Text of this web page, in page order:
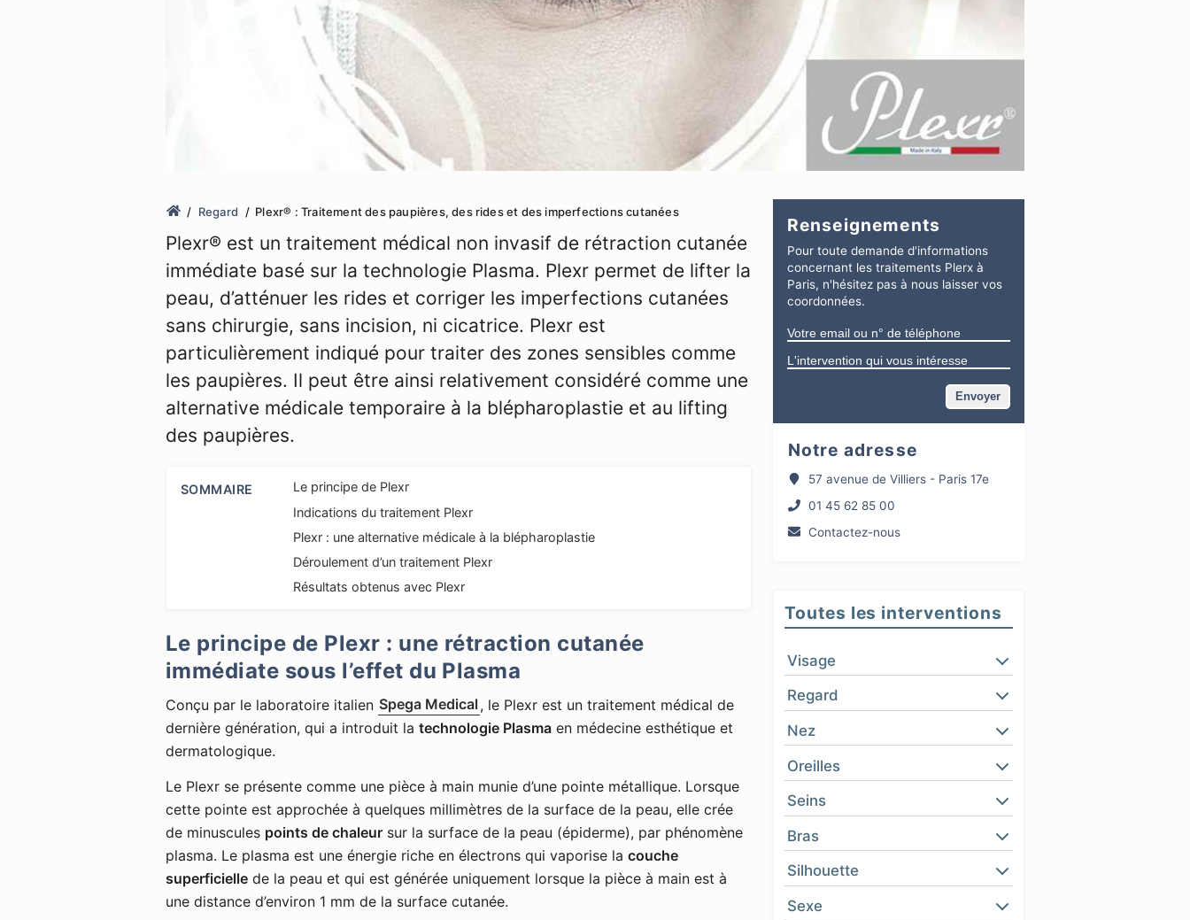
Regard Plexr® : Traitement des paupières, des rides et des imperfections cutanées
Plexr® est un traitement médical non invasif de rétraction cutanée
immédiate basé sur la technologie Plasma. Plexr permet de lifter la
peau, d’atténuer les rides et corriger les imperfections cutanées
sans chirurgie, sans incision, ni cicatrice. Plexr est
particulièrement indiqué pour traiter des zones sensibles comme
les paupières. Il peut être ainsi relativement considéré comme une
alternative médicale temporaire à la blépharoplastie et au lifting
des paupières.
SOMMAIRE
Le principe de Plexr
Indications du traitement Plexr
Plexr : une alternative médicale à la blépharoplastie
Déroulement d’un traitement Plexr
Résultats obtenus avec Plexr
Le principe de Plexr : une rétraction cutanée
immédiate sous l’effet du Plasma
Conçu par le laboratoire italien Spega Medical , le Plexr est un traitement médical de
dernière génération, qui a introduit la technologie Plasma en médecine esthétique et
dermatologique.
Le Plexr se présente comme une pièce à main munie d’une pointe métallique. Lorsque
cette pointe est approchée à quelques millimètres de la surface de la peau, elle crée
de minuscules points de chaleur sur la surface de la peau (épiderme), par phénomène
plasma. Le plasma est une énergie riche en électrons qui vaporise la couche
superficielle de la peau et qui est générée uniquement lorsque la pièce à main est à
une distance d’environ 1 mm de la surface cutanée.
Renseignements
Pour toute demande d'informations
concernant les traitements Plerx à
Paris, n'hésitez pas à nous laisser vos
coordonnées.
Notre adresse
57 avenue de Villiers - Paris 17e
01 45 62 85 00
Contactez-nous
Toutes les interventions
Visage
Regard
Nez
Oreilles
Seins
Bras
Silhouette
Sexe